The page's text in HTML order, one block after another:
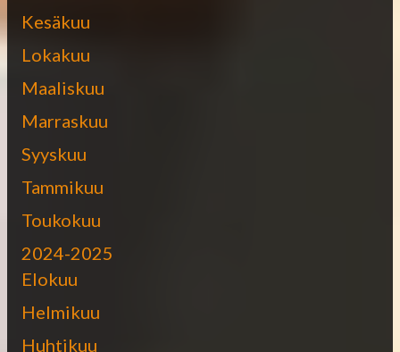
Kesäkuu
Lokakuu
Maaliskuu
Marraskuu
Syyskuu
Tammikuu
Toukokuu
2024-2025
Elokuu
Helmikuu
Huhtikuu